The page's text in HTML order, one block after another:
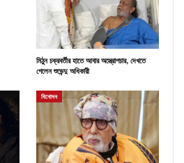
মিঠুন চক্রবর্তীর হাতে আবার অস্ত্রোপচার, দেখতে
গেলেন শুভেন্দু অধিকারী
বিনোদন